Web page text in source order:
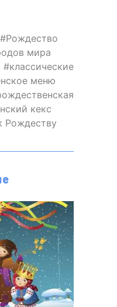
Рождество
мира
классические
меню
кекс
Рождеству